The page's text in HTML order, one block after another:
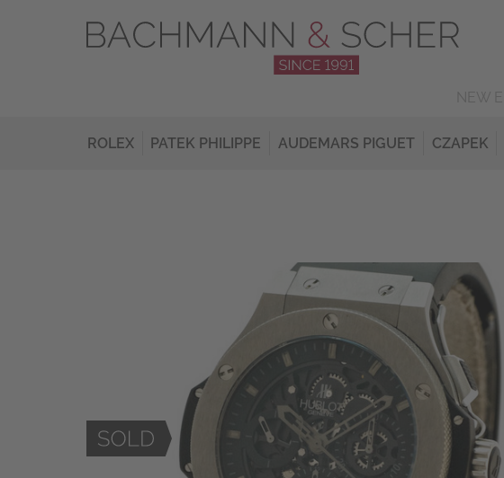
ROLEX PATEK PHILIPPE AUDEMARS PIGUET CZAPEK